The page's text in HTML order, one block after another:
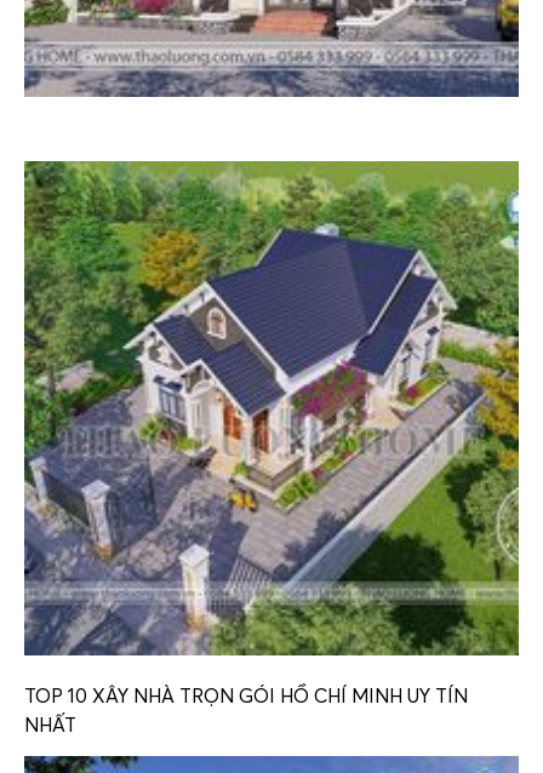
TOP 10 XÂY NHÀ TRỌN GÓI HỒ CHÍ MINH UY TÍN
NHẤT